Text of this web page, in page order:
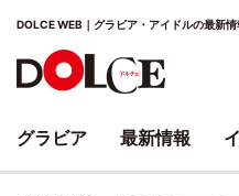
DOLCE WEB｜グラビア・アイドルの最新
グラビア 最新情報